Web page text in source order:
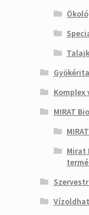
MIRAT Bio
Mirat